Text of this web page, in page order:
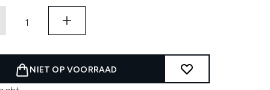
NIET OP VOORRAAD